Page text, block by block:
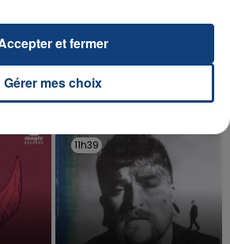
RESSORT DE LA...
plainte contre la clinique qui a
et présenté ses
11h39
11h39
Gérer mes choix
et fermer